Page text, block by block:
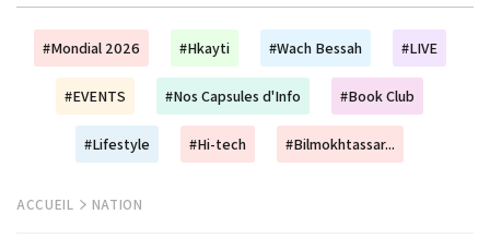
#Mondial 2026 #Hkayti #Wach Bessah #LIVE
#EVENTS #Nos Capsules d'Info #Book Club
#Lifestyle #Hi-tech #Bilmokhtassar...
ACCUEIL NATION